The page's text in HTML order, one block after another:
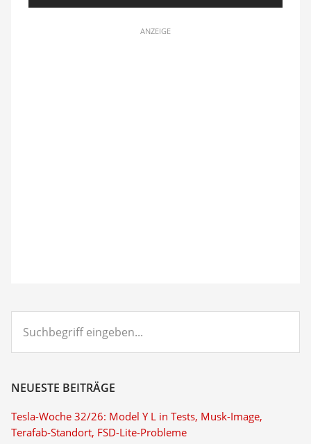
ANZEIGE
eingeben...
NEUESTE BEITRÄGE
Tesla-Woche 32/26: Model Y L in Tests, Musk-Image,
Terafab-Standort, FSD-Lite-Probleme